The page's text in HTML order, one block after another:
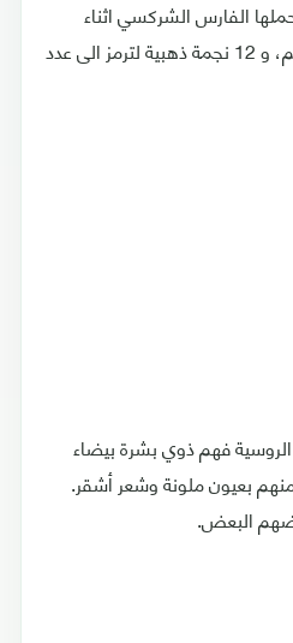
الفارس الشركسي اثناء
السلم، وهي كناية عن السلم، و 12 نجمة ذهبية لترمز الى عدد
فهم ذوي بشرة بيضاء
بعيون ملونة وشعر أشقر.
البعض.